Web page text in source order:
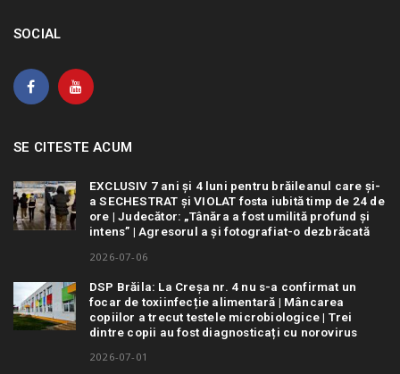
SOCIAL
SE CITESTE ACUM
EXCLUSIV 7 ani și 4 luni pentru brăileanul care și-
a SECHESTRAT și VIOLAT fosta iubită timp de 24 de
ore | Judecător: „Tânăra a fost umilită profund și
intens” | Agresorul a și fotografiat-o dezbrăcată
2026-07-06
DSP Brăila: La Creșa nr. 4 nu s-a confirmat un
focar de toxiinfecție alimentară | Mâncarea
copiilor a trecut testele microbiologice | Trei
dintre copii au fost diagnosticați cu norovirus
2026-07-01